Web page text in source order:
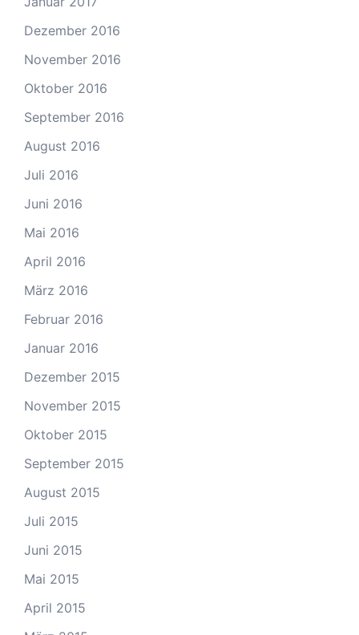
Dezember 2016
November 2016
Oktober 2016
September 2016
August 2016
Juli 2016
Juni 2016
Mai 2016
April 2016
März 2016
Februar 2016
Januar 2016
Dezember 2015
November 2015
Oktober 2015
September 2015
August 2015
Juli 2015
Juni 2015
Mai 2015
April 2015